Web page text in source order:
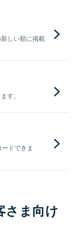
しい順に掲載
す。
ドできま
さま向け